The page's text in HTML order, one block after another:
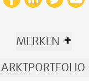
MERKEN +